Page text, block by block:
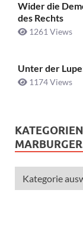
Wider die
des Rechts
1261 Views
Unter der
1174 Views